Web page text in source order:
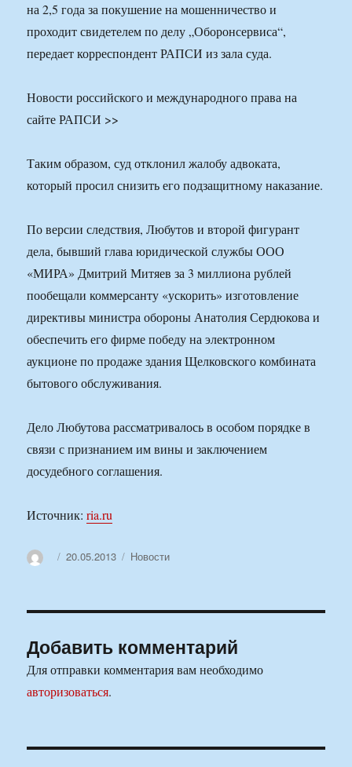
на 2,5 года за покушение на мошенничество и
проходит свидетелем по делу „Оборонсервиса“,
передает корреспондент РАПСИ из зала суда.
Новости российского и международного права на
сайте РАПСИ >>
Таким образом, суд отклонил жалобу адвоката,
который просил снизить его подзащитному наказание.
По версии следствия, Любутов и второй фигурант
дела, бывший глава юридической службы ООО
«МИРА» Дмитрий Митяев за 3 миллиона рублей
пообещали коммерсанту «ускорить» изготовление
директивы министра обороны Анатолия Сердюкова и
обеспечить его фирме победу на электронном
аукционе по продаже здания Щелковского комбината
бытового обслуживания.
Дело Любутова рассматривалось в особом порядке в
связи с признанием им вины и заключением
досудебного соглашения.
Источник:ria.ru
АвторОпубликовано
20.05.2013 Рубрики
Новости
Добавить комментарий
Для отправки комментария вам необходимо
авторизоваться.